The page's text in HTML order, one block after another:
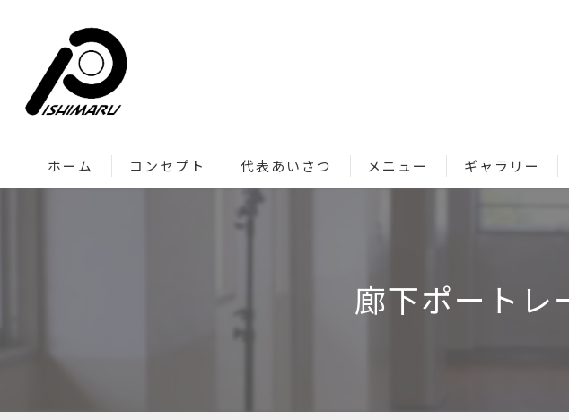
ホーム コンセプト 代表あいさつ メニュー ギャラリー
廊下ポート